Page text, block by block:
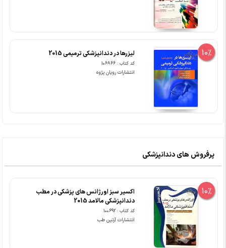
10% لیزرها در دندانپزشکی ترمیمی 2015
کد کتاب : 106866
انتشارات رویان پژوه
پرفروش های دندانپزشکی
10%
اکسیر سبز اورژانس های پزشکی در مطب
دندانپزشکی مالامد 2015
کد کتاب : 100692
انتشارات آرتین طب